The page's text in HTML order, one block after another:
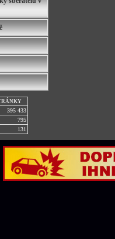
395 433
795
131